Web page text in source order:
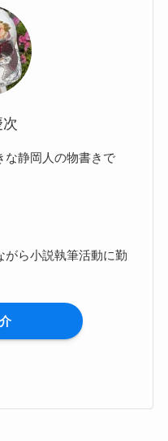
な静岡人の物書きで
がら小説執筆活動に勤